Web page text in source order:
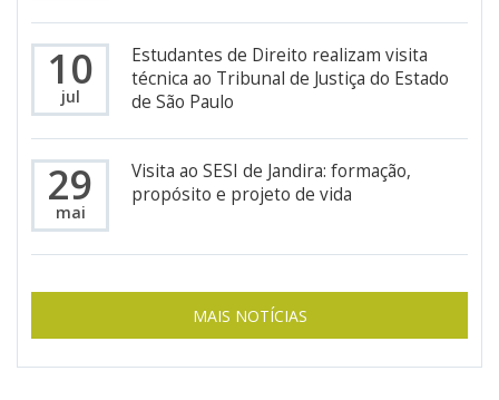
10
jul
Estudantes de Direito realizam visita
técnica ao Tribunal de Justiça do Estado
de São Paulo
29
mai
Visita ao SESI de Jandira: formação,
propósito e projeto de vida
MAIS NOTÍCIAS